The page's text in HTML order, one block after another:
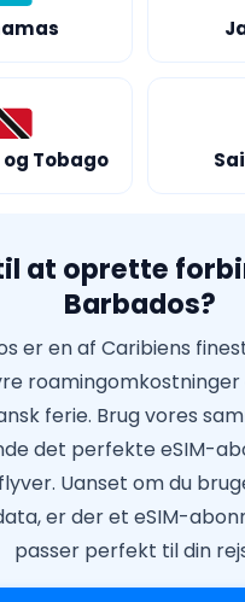
Tobago
at oprette
Barbados?
er en af Caribiens
ferie. Brug vores
det perfekte eSIM-
Uanset om du
er der et eSIM-
passer perfekt til din